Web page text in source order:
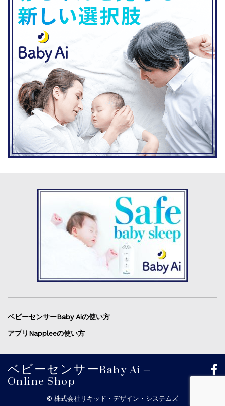
ベビーセンサーBaby Aiの使い方
アプリNappleeの使い方
ベビーセンサーBaby Ai –
Online Shop
©︎ 株式会社リキッド・デザイン・システムズ